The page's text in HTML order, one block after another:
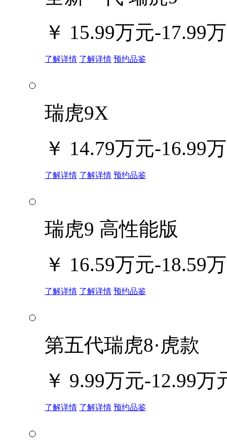
￥ 15.99万元-17.99
了解详情 了解详情 预约品鉴
瑞虎9X
￥ 14.79万元-16.99
了解详情 了解详情 预约品鉴
瑞虎9 高性能版
￥ 16.59万元-18.59
了解详情 了解详情 预约品鉴
第五代瑞虎8·虎款
￥ 9.99万元-12.99万
了解详情 了解详情 预约品鉴